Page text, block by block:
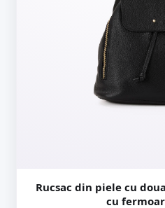
Rucsac din piele cu
cu